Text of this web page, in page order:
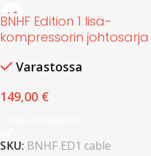
BNHF Edition 1 lisä-
kompressorin johtosarja
Varastossa
149,00 €
SKU: BNHF ED1 cable